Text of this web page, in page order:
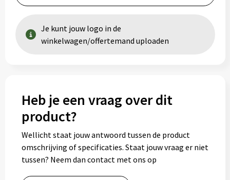
Je kunt jouw logo in de
winkelwagen/offertemand uploaden
Heb je een vraag over dit
product?
Wellicht staat jouw antwoord tussen de product
omschrijving of specificaties. Staat jouw vraag er niet
tussen? Neem dan contact met ons op